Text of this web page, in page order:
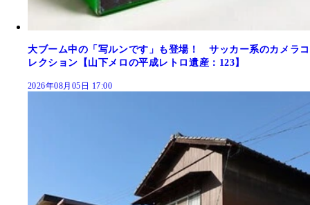
大ブーム中の「写ルンです」も登場！ サッカー系のカメラコ
レクション【山下メロの平成レトロ遺産：123】
2026年08月05日 17:00